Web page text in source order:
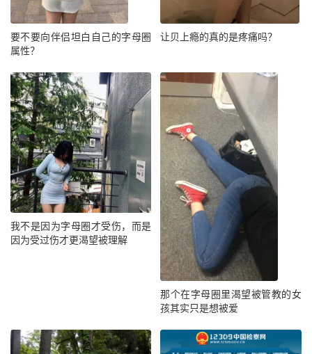
要不要向伴侣坦白自己的字母圈
属性？
让贝上瘾的真的是疼痛吗？
我不是因为字母圈才受伤，而是
因为受过伤才更渴望被理解
那个在字母圈里渴望被管教的女
孩其实只是想被爱